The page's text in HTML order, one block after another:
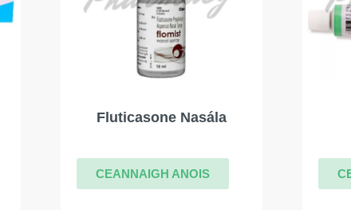
Fluticasone Nasála
CEANNAIGH ANOIS